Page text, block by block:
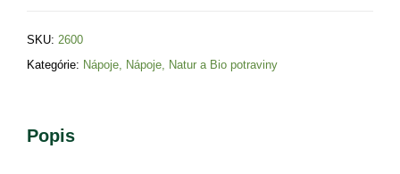
SKU: 2600
Kategórie: Nápoje Nápoje Natur a Bio potraviny
Popis